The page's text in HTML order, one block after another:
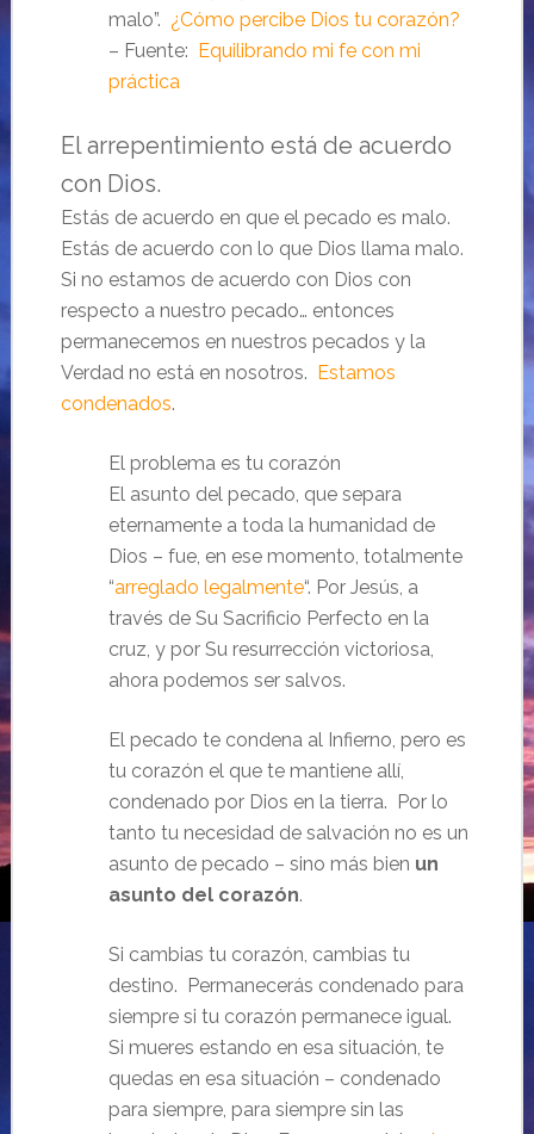
malo”. ¿Cómo percibe Dios tu corazón?
– Fuente: Equilibrando mi fe con mi
práctica
El arrepentimiento está de acuerdo
con Dios.
Estás de acuerdo en que el pecado es malo.
Estás de acuerdo con lo que Dios llama malo.
Si no estamos de acuerdo con Dios con
respecto a nuestro pecado… entonces
permanecemos en nuestros pecados y la
Verdad no está en nosotros. Estamos
condenados.
El problema es tu corazón
El asunto del pecado, que separa
eternamente a toda la humanidad de
Dios – fue, en ese momento, totalmente
“arreglado legalmente“. Por Jesús, a
través de Su Sacrificio Perfecto en la
cruz, y por Su resurrección victoriosa,
ahora podemos ser salvos.
El pecado te condena al Infierno, pero es
tu corazón el que te mantiene allí,
condenado por Dios en la tierra. Por lo
tanto tu necesidad de salvación no es un
asunto de pecado – sino más bien un
asunto del corazón.
Si cambias tu corazón, cambias tu
destino. Permanecerás condenado para
siempre si tu corazón permanece igual.
Si mueres estando en esa situación, te
quedas en esa situación – condenado
para siempre, para siempre sin las